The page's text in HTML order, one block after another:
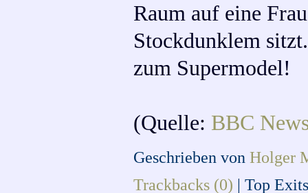
Raum auf eine
Stockdunklem
zum Supermodel!
(Quelle: BBC
Geschrieben vonHolger
Trackbacks (0) | Top